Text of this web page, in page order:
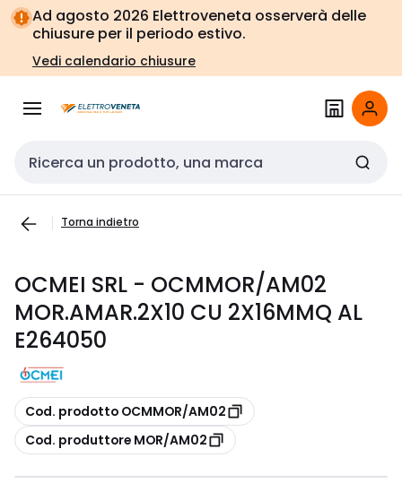
Vai alla
navigazione
Vai
alla
pagina
Ad agosto 2026 Elettroveneta osserverà delle
chiusure per il periodo estivo.
Vedi calendario chiusure
Cerca input
Torna indietro
OCMEI SRL - OCMMOR/AM02
MOR.AMAR.2X10 CU 2X16MMQ AL
E264050
copia
Cod. prodotto OCMMOR/AM02
copia
Cod. produttore MOR/AM02